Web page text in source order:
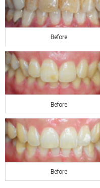
Before
Before
Before